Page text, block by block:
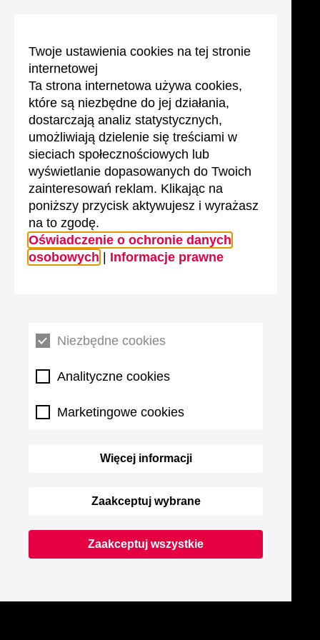
Twoje ustawienia cookies na tej stronie
internetowej
Ta strona internetowa używa cookies,
które są niezbędne do jej działania,
dostarczają analiz statystycznych,
umożliwiają dzielenie się treściami w
sieciach społecznościowych lub
wyświetlanie dopasowanych do Twoich
zainteresowań reklam. Klikając na
poniższy przycisk aktywujesz i wyrażasz
na to zgodę.
Oświadczenie o ochronie danych
osobowych
Informacje prawne
Niezbędne cookies
Analityczne cookies
Marketingowe cookies
Więcej informacji
Zaakceptuj wybrane
Zaakceptuj wszystkie